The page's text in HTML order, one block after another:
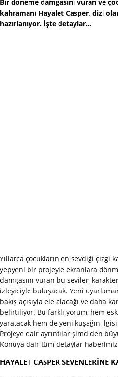
Bir döneme damgasını vuran ve
kahramanı Hayalet Casper, dizi
hazırlanıyor. İşte detaylar...
Yıllarca çocukların en sevdiği çizgi
yepyeni bir projeyle ekranlara
damgasını vuran bu sevilen
izleyiciyle buluşacak. Yeni
bakış açısıyla ele alacağı ve daha
belirtiliyor. Bu farklı yorum, hem
yaratacak hem de yeni kuşağın
Projeye dair ayrıntılar şimdiden
Konuya dair tüm detaylar
HAYALET CASPER SEVENLERİNE